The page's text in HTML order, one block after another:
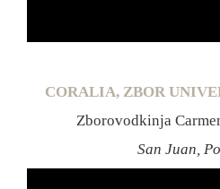
CORALIA, ZBOR
Zborovodkinja
San Juan,